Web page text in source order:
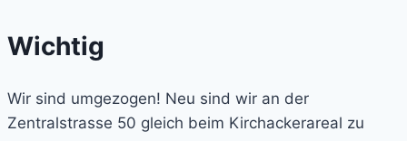
Wichtig
Wir sind umgezogen! Neu sind wir an der
Zentralstrasse 50 gleich beim Kirchackerareal zu